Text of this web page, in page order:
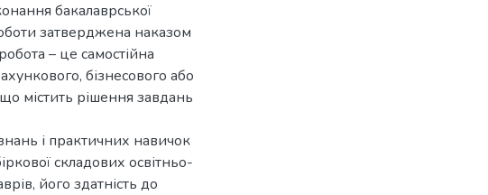
бакалаврської
затверджена наказом
– це самостійна
бізнесового або
містить рішення завдань
і практичних навичок
складових освітньо-
його здатність до